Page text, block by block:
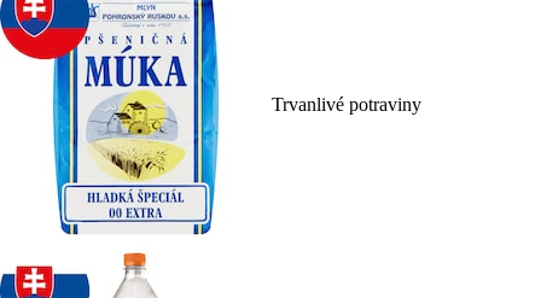
Trvanlivé potraviny